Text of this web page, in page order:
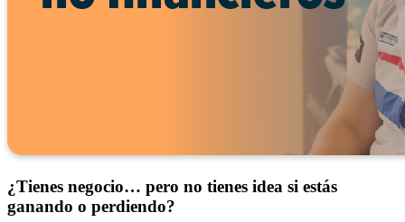
¿Tienes negocio… pero no tienes idea si estás
ganando o perdiendo?